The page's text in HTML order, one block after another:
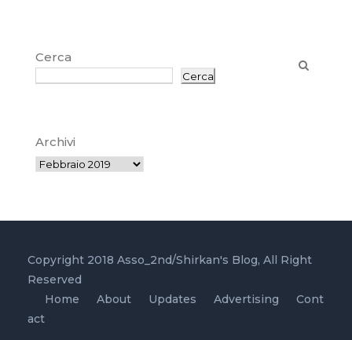
Cerca
Cerca
Archivi
Copyright 2018 Asso_2nd/Shirkan's Blog, All Right
Reserved
Home
About Updates Advertising
Cont
act